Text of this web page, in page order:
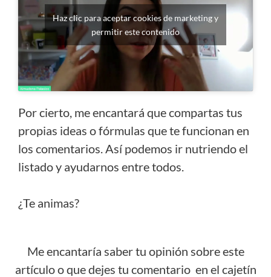
Haz clic para aceptar cookies de marketing y
permitir este contenido
Por cierto, me encantará que compartas tus
propias ideas o fórmulas que te funcionan en
los comentarios. Así podemos ir nutriendo el
listado y ayudarnos entre todos.
¿Te animas?
Me encantaría saber tu opinión sobre este
artículo o que dejes tu comentario en el cajetín